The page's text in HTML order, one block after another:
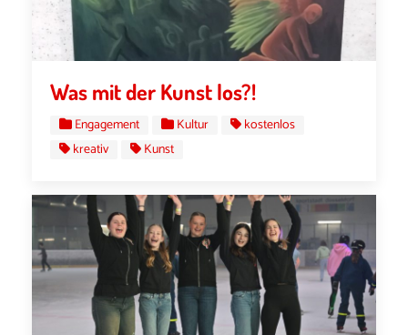
Was mit der Kunst los?!
Engagement Kultur
kostenlos
kreativ
Kunst